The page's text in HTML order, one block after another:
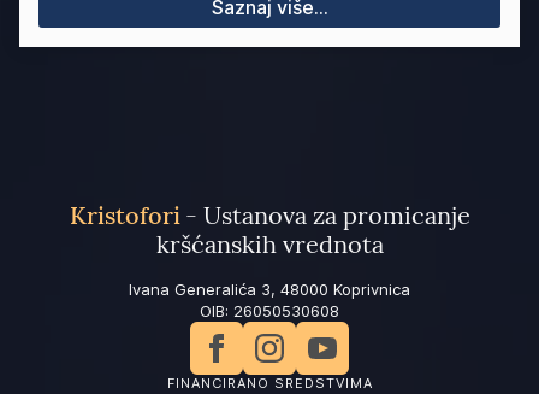
Saznaj više...
Kristofori - Ustanova za promicanje
kršćanskih vrednota
Ivana Generalića 3, 48000 Koprivnica
OIB: 26050530608
FINANCIRANO SREDSTVIMA